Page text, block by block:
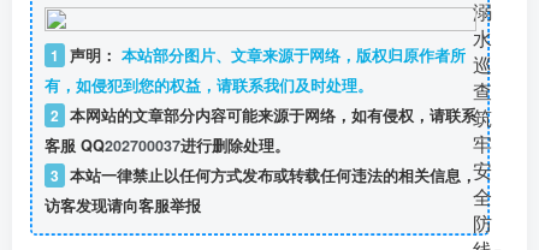
1 声明： 本站部分图片、文章来源于网络，版权归原作者所
有，如侵犯到您的权益，请联系我们及时处理。
2 本网站的文章部分内容可能来源于网络，如有侵权，请联系
客服 QQ202700037进行删除处理。
3 本站一律禁止以任何方式发布或转载任何违法的相关信息，
访客发现请向客服举报